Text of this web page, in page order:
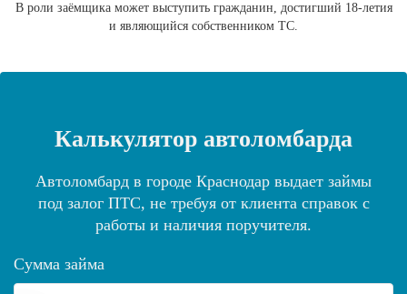
В роли заёмщика может выступить гражданин, достигший 18-летия
и являющийся собственником ТС.
Калькулятор автоломбарда
Автоломбард в городе Краснодар выдает займы
под залог ПТС, не требуя от клиента справок с
работы и наличия поручителя.
Сумма займа